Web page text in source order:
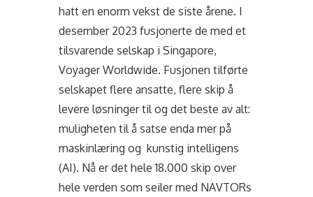
hatt en enorm vekst de siste årene. I
desember 2023 fusjonerte de med et
tilsvarende selskap i Singapore,
Voyager Worldwide. Fusjonen tilførte
selskapet flere ansatte, flere skip å
levere løsninger til og det beste av alt:
muligheten til å satse enda mer på
maskinlæring og kunstig intelligens
(AI). Nå er det hele 18.000 skip over
hele verden som seiler med NAVTORs